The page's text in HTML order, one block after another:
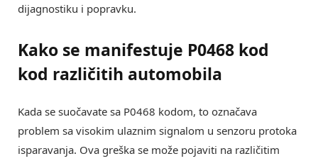
dijagnostiku i popravku.
Kako se manifestuje P0468 kod
kod različitih automobila
Kada se suočavate sa P0468 kodom, to označava
problem sa visokim ulaznim signalom u senzoru protoka
isparavanja. Ova greška se može pojaviti na različitim